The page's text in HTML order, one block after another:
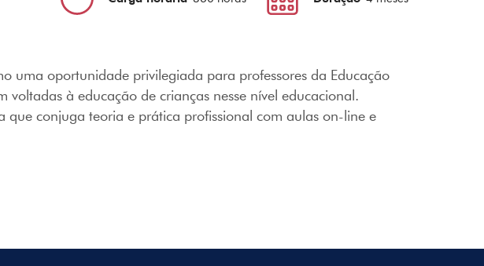
uma oportunidade privilegiada para professores da Educação
voltadas à educação de crianças nesse nível educacional.
conjuga teoria e prática profissional com aulas on-line e